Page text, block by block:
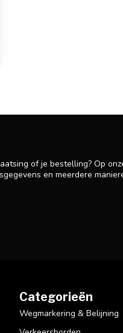
of je bestelling? Op
en meerdere
Categorieën
Wegmarkering & Belijning